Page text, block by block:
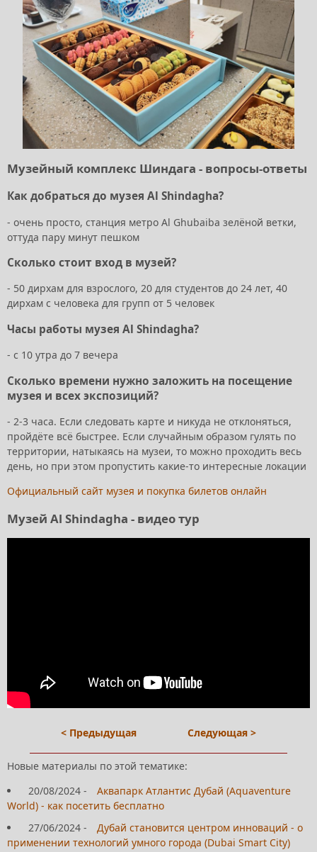
Музейный комплекс Шиндага - вопросы-ответы
Как добраться до музея Al Shindagha?
- очень просто, станция метро Al Ghubaiba зелёной ветки,
оттуда пару минут пешком
Сколько стоит вход в музей?
- 50 дирхам для взрослого, 20 для студентов до 24 лет, 40
дирхам с человека для групп от 5 человек
Часы работы музея Al Shindagha?
- с 10 утра до 7 вечера
Сколько времени нужно заложить на посещение
музея и всех экспозиций?
- 2-3 часа. Если следовать карте и никуда не отклоняться,
пройдёте всё быстрее. Если случайным образом гулять по
территории, натыкаясь на музеи, то можно проходить весь
день, но при этом пропустить какие-то интересные локации
Официальный сайт музея и покупка билетов онлайн
Музей Al Shindagha - видео тур
< Предыдущая Следующая >
Новые материалы по этой тематике:
20/08/2024 -
Аквапарк Атлантис Дубай (Aquaventure
World) - как посетить бесплатно
27/06/2024 -
Дубай становится центром инноваций - о
применении технологий умного города (Dubai Smart City)